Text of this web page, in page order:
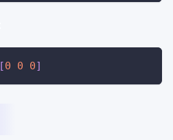
[0 0 0]